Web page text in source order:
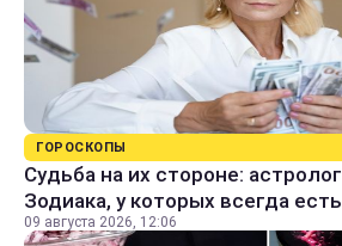
ГОРОСКОПЫ
Судьба на их стороне:
Зодиака, у которых всегда
09 августа 2026, 12:06